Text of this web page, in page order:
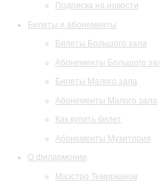
Подписка на новости
Билеты и абонементы
Билеты Большого зала
Абонементы Большого
Билеты Малого зала
Абонементы Малого зала
Как купить билет
Абонементы Музитория
О филармонии
Маэстро Темирканов